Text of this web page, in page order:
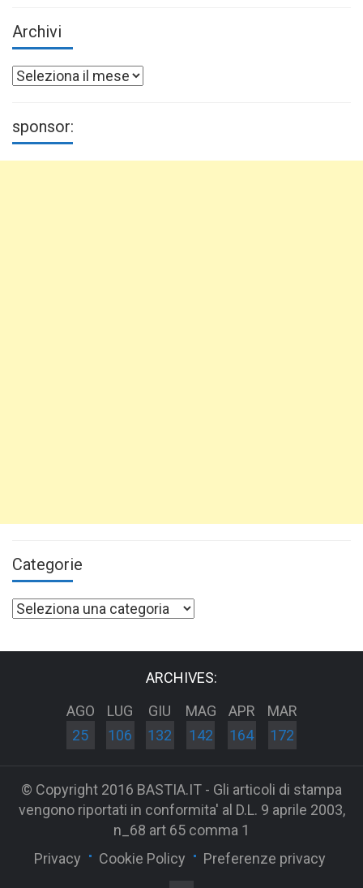
Archivi
Archivi
sponsor:
Categorie
Categorie
ARCHIVES:
AGO
25
LUG
106
GIU
132
MAG
142
APR
164
MAR
172
© Copyright 2016 BASTIA.IT - Gli articoli di stampa
vengono riportati in conformita' al D.L. 9 aprile 2003,
n_68 art 65 comma 1
Privacy
Cookie Policy Preferenze privacy